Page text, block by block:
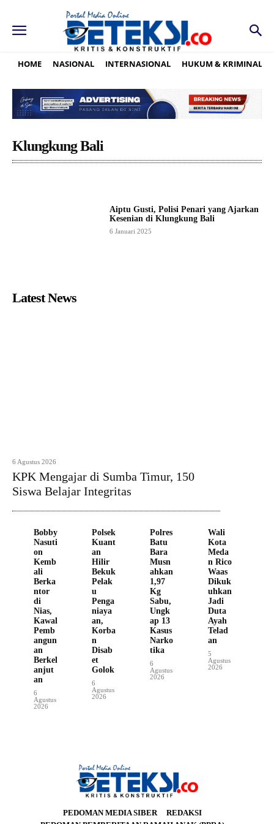
HOME NASIONAL INTERNASIONAL HUKUM & KRIMINAL
Klungkung Bali
Aiptu Gusti, Polisi Penari yang Ajarkan
Kesenian di Klungkung Bali
6 Januari 2025
Latest News
6 Agustus 2026
KPK Mengajar di Sumba Timur, 150
Siswa Belajar Integritas
Bobby
Nasuti
on
Kemb
ali
Berka
ntor
di
Nias,
Kawal
Pemb
angun
an
Berkel
anjut
an
6
Agustus
2026
Polsek
Kuant
an
Hilir
Bekuk
Pelak
u
Penga
niaya
an,
Korba
n
Disab
et
Golok
6
Agustus
2026
Polres
Batu
Bara
Musn
ahkan
1,97
Kg
Sabu,
Ungk
ap 13
Kasus
Narko
tika
6
Agustus
2026
Wali
Kota
Meda
n Rico
Waas
Dikuk
uhkan
Jadi
Duta
Ayah
Telad
an
5
Agustus
2026
PEDOMAN MEDIA SIBER
REDAKSI